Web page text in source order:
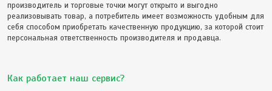
производитель и торговые точки могут открыто и выгодно
реализовывать товар, а потребитель имеет возможность удобным для
себя способом приобретать качественную продукцию, за которой стоит
персональная ответственность производителя и продавца.
Как работает наш сервис?